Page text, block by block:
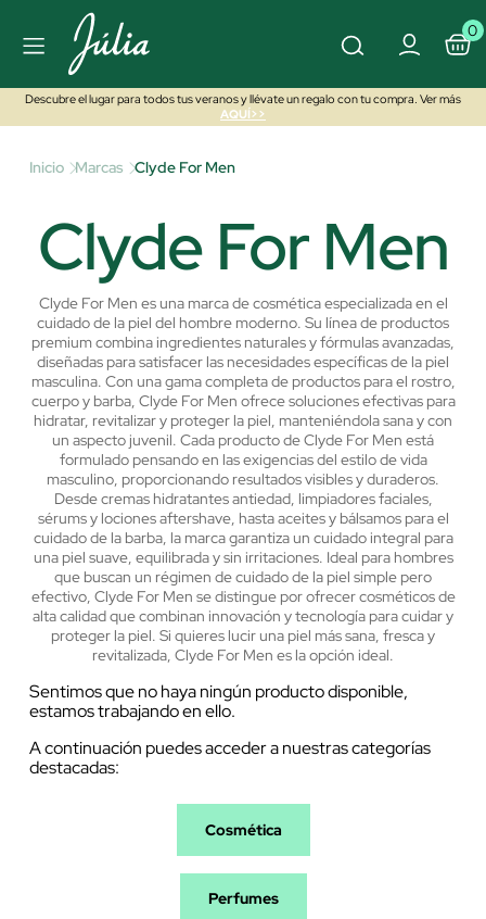
0
Descubre el lugar para todos tus veranos y llévate un regalo con tu compra. Ver más
AQUÍ>>
Inicio Marcas Clyde For Men
Clyde For Men
Clyde For Men es una marca de cosmética especializada en el
cuidado de la piel del hombre moderno. Su línea de productos
premium combina ingredientes naturales y fórmulas avanzadas,
diseñadas para satisfacer las necesidades específicas de la piel
masculina. Con una gama completa de productos para el rostro,
cuerpo y barba, Clyde For Men ofrece soluciones efectivas para
hidratar, revitalizar y proteger la piel, manteniéndola sana y con
un aspecto juvenil. Cada producto de Clyde For Men está
formulado pensando en las exigencias del estilo de vida
masculino, proporcionando resultados visibles y duraderos.
Desde cremas hidratantes antiedad, limpiadores faciales,
sérums y lociones aftershave, hasta aceites y bálsamos para el
cuidado de la barba, la marca garantiza un cuidado integral para
una piel suave, equilibrada y sin irritaciones. Ideal para hombres
que buscan un régimen de cuidado de la piel simple pero
efectivo, Clyde For Men se distingue por ofrecer cosméticos de
alta calidad que combinan innovación y tecnología para cuidar y
proteger la piel. Si quieres lucir una piel más sana, fresca y
revitalizada, Clyde For Men es la opción ideal.
Sentimos que no haya ningún producto disponible,
estamos trabajando en ello.
A continuación puedes acceder a nuestras categorías
destacadas:
Cosmética
Perfumes